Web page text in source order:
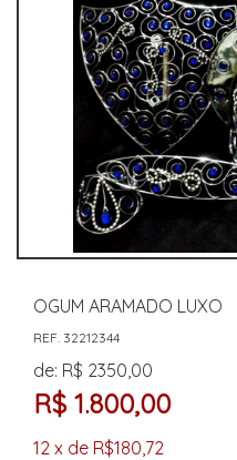
OGUM ARAMADO LUXO
REF. 32212344
de: R$ 2350,00
R$ 1.800,00
12 x de R$180,72